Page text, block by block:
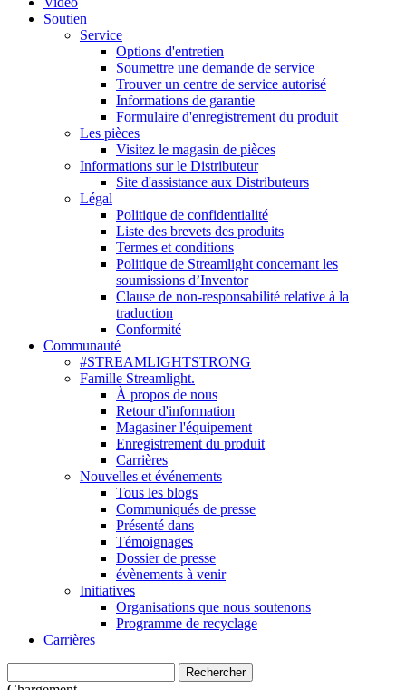
Soutien
Service
Options d'entretien
Soumettre une demande de service
Trouver un centre de service autorisé
Informations de garantie
Formulaire d'enregistrement du produit
Les pièces
Visitez le magasin de pièces
Informations sur le Distributeur
Site d'assistance aux Distributeurs
Légal
Politique de confidentialité
Liste des brevets des produits
Termes et conditions
Politique de Streamlight concernant les
soumissions d’Inventor
Clause de non-responsabilité relative à la
traduction
Conformité
Communauté
#STREAMLIGHTSTRONG
Famille Streamlight.
À propos de nous
Retour d'information
Magasiner l'équipement
Enregistrement du produit
Carrières
Nouvelles et événements
Tous les blogs
Communiqués de presse
Présenté dans
Témoignages
Dossier de presse
évènements à venir
Initiatives
Organisations que nous soutenons
Programme de recyclage
Carrières